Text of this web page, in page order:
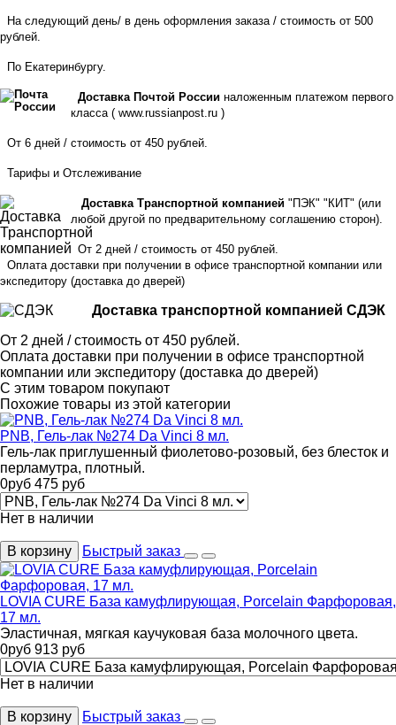
На следующий день/ в день оформления заказа / стоимость от 500
рублей.
По Екатеринбургу.
Доставка Почтой России наложенным платежом первого
класса ( www.russianpost.ru )
От 6 дней / стоимость от 450 рублей.
Тарифы и Отслеживание
Доставка Транспортной компанией "ПЭК" "КИТ" (или
любой другой по предварительному соглашению сторон).
От 2 дней / стоимость от 450 рублей.
Оплата доставки при получении в офисе транспортной компании или
экспедитору (доставка до дверей)
Доставка транспортной компанией СДЭК
От 2 дней / стоимость от 450 рублей.
Оплата доставки при получении в офисе транспортной
компании или экспедитору (доставка до дверей)
С этим товаром покупают
Похожие товары из этой категории
PNB, Гель-лак №274 Da Vinci 8 мл.
Гель-лак приглушенный фиолетово-розовый, без блесток и
перламутра, плотный.
0руб 475 руб
Нет в наличии
В корзину Быстрый заказ
LOVIA CURE База камуфлирующая, Porcelain Фарфоровая,
17 мл.
Эластичная, мягкая каучуковая база молочного цвета.
0руб 913 руб
Нет в наличии
В корзину Быстрый заказ